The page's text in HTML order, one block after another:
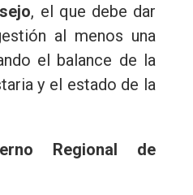
, el que debe dar
al menos una
el balance de la
y el estado de la
Regional de